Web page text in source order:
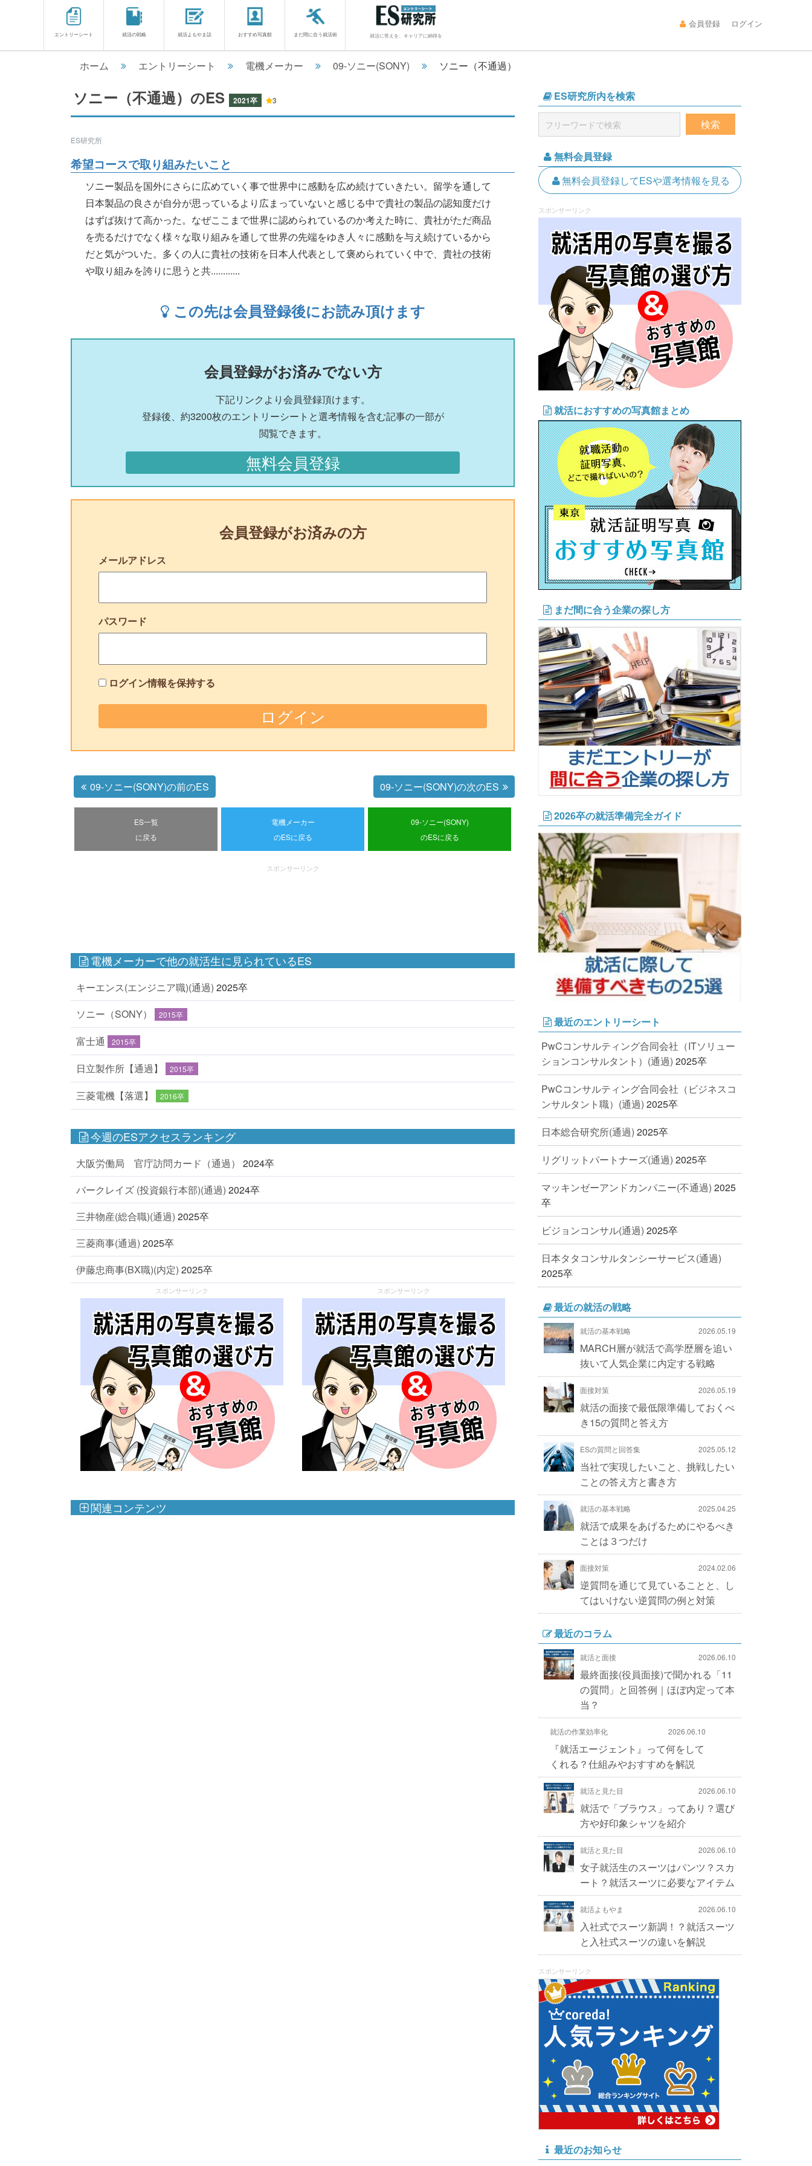
エントリーシート 就活の戦略 就活よもやま話 おすすめ写真館 まだ間に合う就活術 就活に答えを、キャリアに納得を
会員登録 ログイン
ホーム エントリーシート 電機メーカー 09-ソニー(SONY) ソニー（不通過）
ソニー（不通過）のES 2021卒 3
ES研究所
希望コースで取り組みたいこと
ソニー製品を国外にさらに広めていく事で世界中に感動を広め続けていきたい。留学を通して
日本製品の良さが自分が思っているより広まっていないと感じる中で貴社の製品の認知度だけ
はずば抜けて高かった。なぜここまで世界に認められているのか考えた時に、貴社がただ商品
を売るだけでなく様々な取り組みを通して世界の先端をゆき人々に感動を与え続けているから
だと気がついた。多くの人に貴社の技術を日本人代表として褒められていく中で、貴社の技術
や取り組みを誇りに思うと共............
この先は会員登録後にお読み頂けます
会員登録がお済みでない方
下記リンクより会員登録頂けます。
登録後、約3200枚のエントリーシートと選考情報を含む記事の一部が
閲覧できます。
無料会員登録
会員登録がお済みの方
メールアドレス
パスワード
ログイン情報を保持する
09-ソニー(SONY)の前のES 09-ソニー(SONY)の次のES
ES一覧
に戻る
電機メーカー
のESに戻る
09-ソニー(SONY)
のESに戻る
スポンサーリンク
電機メーカーで他の就活生に見られているES
キーエンス(エンジニア職)(通過) 2025卒
ソニー（SONY）
2015卒
富士通 2015卒
日立製作所【通過】 2015卒
三菱電機【落選】 2016卒
今週のESアクセスランキング
大阪労働局 官庁訪問カード（通過）
2024卒
バークレイズ (投資銀行本部)(通過) 2024卒
三井物産(総合職)(通過) 2025卒
三菱商事(通過) 2025卒
伊藤忠商事(BX職)(内定) 2025卒
スポンサーリンク スポンサーリンク
関連コンテンツ
ES研究所内を検索
無料会員登録
無料会員登録してESや選考情報を見る
スポンサーリンク
就活におすすめの写真館まとめ
まだ間に合う企業の探し方
2026卒の就活準備完全ガイド
最近のエントリーシート
PwCコンサルティング合同会社（ITソリュー
ションコンサルタント）(通過) 2025卒
PwCコンサルティング合同会社（ビジネスコ
ンサルタント職）(通過) 2025卒
日本総合研究所(通過) 2025卒
リグリットパートナーズ(通過) 2025卒
マッキンゼーアンドカンパニー(不通過) 2025
卒
ビジョンコンサル(通過) 2025卒
日本タタコンサルタンシーサービス(通過)
2025卒
最近の就活の戦略
就活の基本戦略 2026.05.19
MARCH層が就活で高学歴層を追い
抜いて人気企業に内定する戦略
面接対策 2026.05.19
就活の面接で最低限準備しておくべ
き15の質問と答え方
ESの質問と回答集 2025.05.12
当社で実現したいこと、挑戦したい
ことの答え方と書き方
就活の基本戦略 2025.04.25
就活で成果をあげるためにやるべき
ことは３つだけ
面接対策 2024.02.06
逆質問を通じて見ていることと、し
てはいけない逆質問の例と対策
最近のコラム
就活と面接 2026.06.10
最終面接(役員面接)で聞かれる「11
の質問」と回答例｜ほぼ内定って本
当？
就活の作業効率化 2026.06.10
『就活エージェント』って何をして
くれる？仕組みやおすすめを解説
就活と見た目 2026.06.10
就活で「ブラウス」ってあり？選び
方や好印象シャツを紹介
就活と見た目 2026.06.10
女子就活生のスーツはパンツ？スカ
ート？就活スーツに必要なアイテム
就活よもやま 2026.06.10
入社式でスーツ新調！？就活スーツ
と入社式スーツの違いを解説
スポンサーリンク
最近のお知らせ